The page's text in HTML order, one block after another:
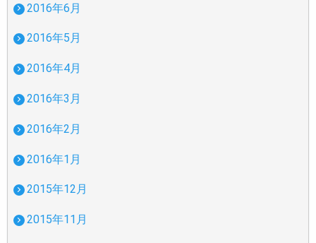
2016年6月
2016年5月
2016年4月
2016年3月
2016年2月
2016年1月
2015年12月
2015年11月